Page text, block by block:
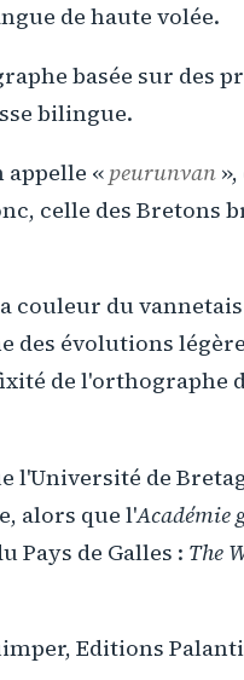
de haute volée.
basée sur des
bilingue.
« peurunvan
celle des Bretons
couleur du
des évolutions
de l'orthographe
l'Université de
alors que l'Académie
Pays de Galles : The
Editions